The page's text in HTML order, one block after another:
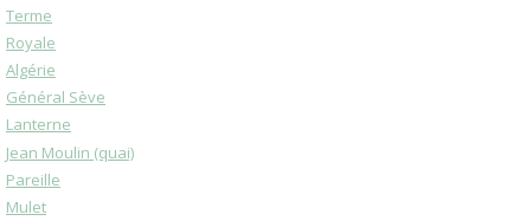
Terme
Royale
Algérie
Général Sève
Lanterne
Jean Moulin (quai)
Pareille
Mulet